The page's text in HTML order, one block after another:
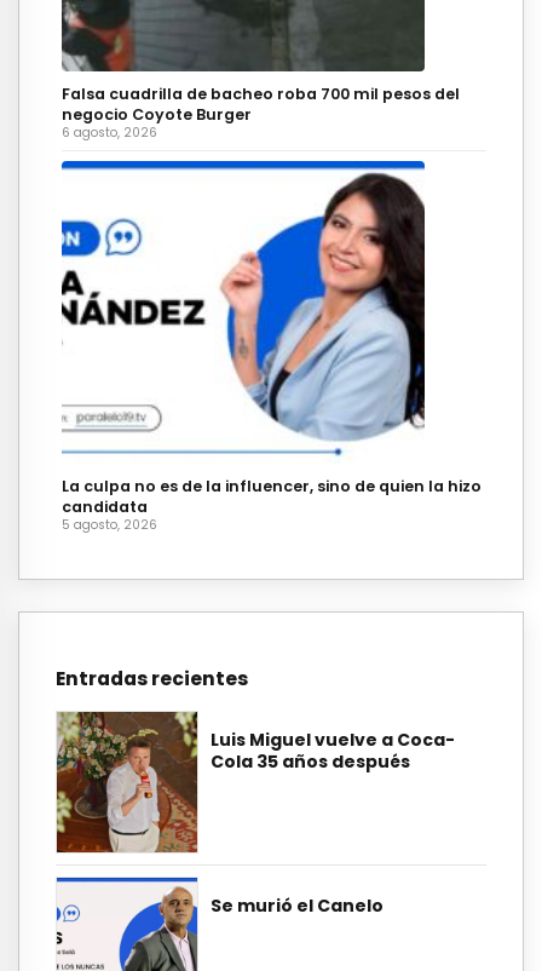
Falsa cuadrilla de bacheo roba 700 mil pesos del
negocio Coyote Burger
6 agosto, 2026
La culpa no es de la influencer, sino de quien la hizo
candidata
5 agosto, 2026
Entradas recientes
Luis Miguel vuelve a Coca-
Cola 35 años después
Se murió el Canelo